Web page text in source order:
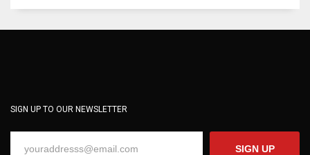
SIGN UP TO OUR NEWSLETTER
SIGN UP